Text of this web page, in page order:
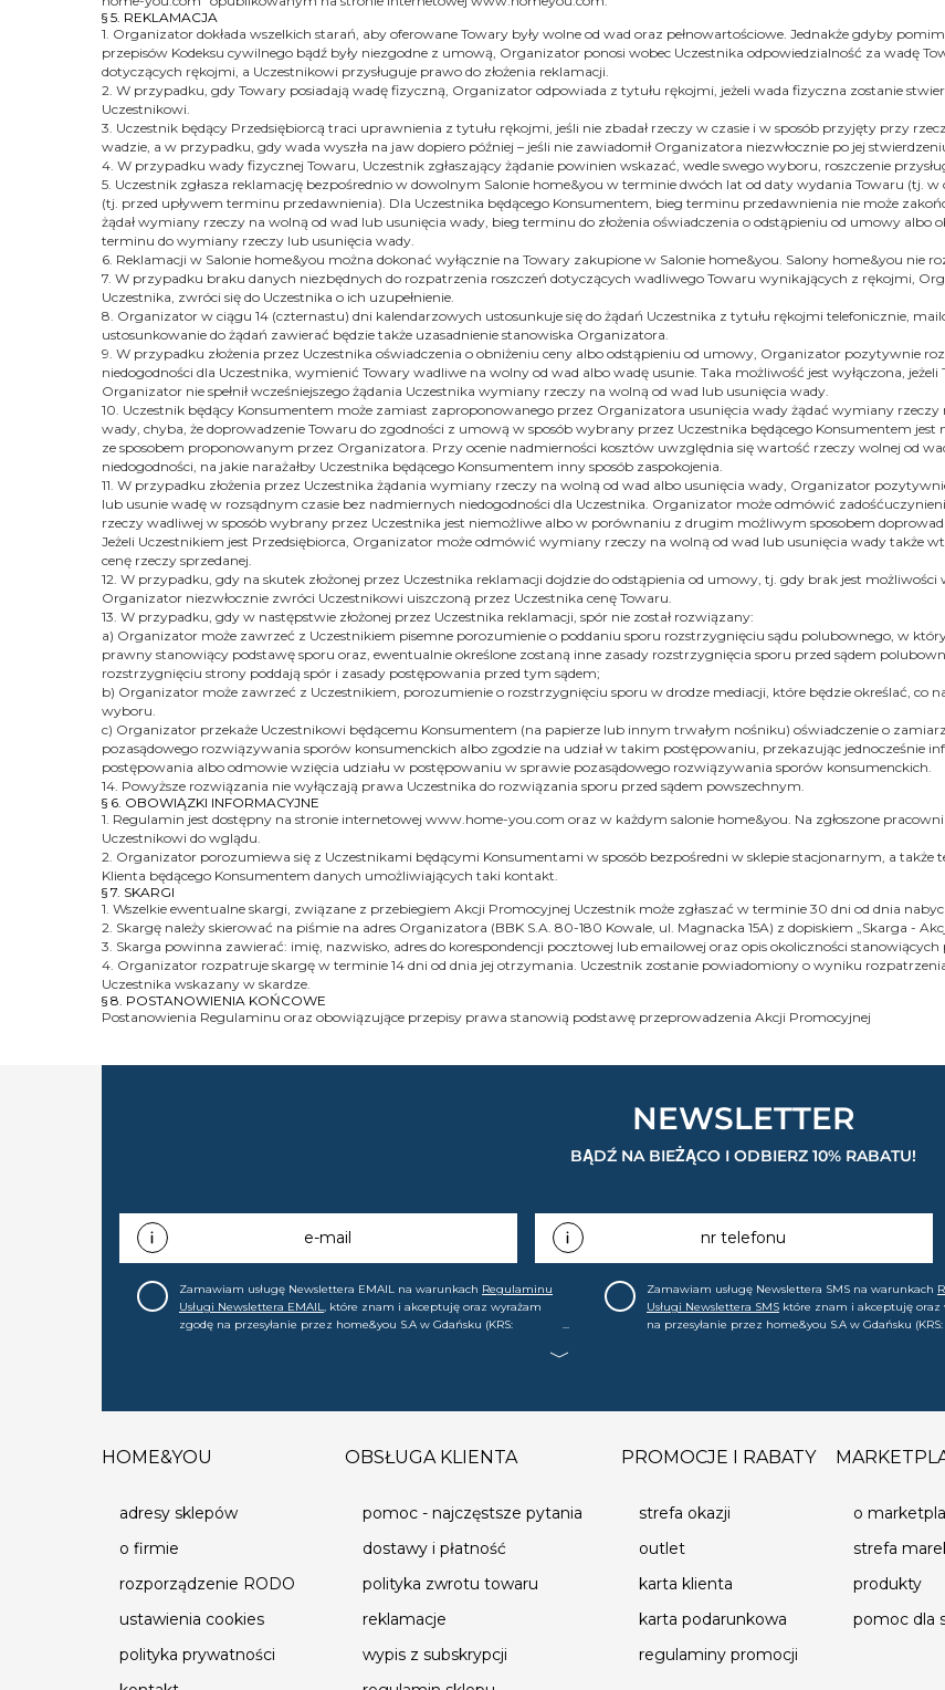
§ 5. REKLAMACJA
1. Organizator dokłada wszelkich starań, aby oferowane Towary były wolne od wad oraz pełnowartościowe. Jednakże gdyby
przepisów Kodeksu cywilnego bądź były niezgodne z umową, Organizator ponosi wobec Uczestnika odpowiedzialność za wadę
dotyczących rękojmi, a Uczestnikowi przysługuje prawo do złożenia reklamacji.
2. W przypadku, gdy Towary posiadają wadę fizyczną, Organizator odpowiada z tytułu rękojmi, jeżeli wada fizyczna zostanie
Uczestnikowi.
3. Uczestnik będący Przedsiębiorcą traci uprawnienia z tytułu rękojmi, jeśli nie zbadał rzeczy w czasie i w sposób przyjęty przy
wadzie, a w przypadku, gdy wada wyszła na jaw dopiero później – jeśli nie zawiadomił Organizatora niezwłocznie po jej
4. W przypadku wady fizycznej Towaru, Uczestnik zgłaszający żądanie powinien wskazać, wedle swego wyboru, roszczenie
5. Uczestnik zgłasza reklamację bezpośrednio w dowolnym Salonie home&you w terminie dwóch lat od daty wydania Towaru (tj.
(tj. przed upływem terminu przedawnienia). Dla Uczestnika będącego Konsumentem, bieg terminu przedawnienia nie może
żądał wymiany rzeczy na wolną od wad lub usunięcia wady, bieg terminu do złożenia oświadczenia o odstąpieniu od umowy albo
terminu do wymiany rzeczy lub usunięcia wady.
6. Reklamacji w Salonie home&you można dokonać wyłącznie na Towary zakupione w Salonie home&you. Salony home&you nie
7. W przypadku braku danych niezbędnych do rozpatrzenia roszczeń dotyczących wadliwego Towaru wynikających z rękojmi,
Uczestnika, zwróci się do Uczestnika o ich uzupełnienie.
8. Organizator w ciągu 14 (czternastu) dni kalendarzowych ustosunkuje się do żądań Uczestnika z tytułu rękojmi telefonicznie,
ustosunkowanie do żądań zawierać będzie także uzasadnienie stanowiska Organizatora.
9. W przypadku złożenia przez Uczestnika oświadczenia o obniżeniu ceny albo odstąpieniu od umowy, Organizator pozytywnie
niedogodności dla Uczestnika, wymienić Towary wadliwe na wolny od wad albo wadę usunie. Taka możliwość jest wyłączona,
Organizator nie spełnił wcześniejszego żądania Uczestnika wymiany rzeczy na wolną od wad lub usunięcia wady.
10. Uczestnik będący Konsumentem może zamiast zaproponowanego przez Organizatora usunięcia wady żądać wymiany
wady, chyba, że doprowadzenie Towaru do zgodności z umową w sposób wybrany przez Uczestnika będącego Konsumentem
ze sposobem proponowanym przez Organizatora. Przy ocenie nadmierności kosztów uwzględnia się wartość rzeczy wolnej od
niedogodności, na jakie narażałby Uczestnika będącego Konsumentem inny sposób zaspokojenia.
11. W przypadku złożenia przez Uczestnika żądania wymiany rzeczy na wolną od wad albo usunięcia wady, Organizator
lub usunie wadę w rozsądnym czasie bez nadmiernych niedogodności dla Uczestnika. Organizator może odmówić
rzeczy wadliwej w sposób wybrany przez Uczestnika jest niemożliwe albo w porównaniu z drugim możliwym sposobem
Jeżeli Uczestnikiem jest Przedsiębiorca, Organizator może odmówić wymiany rzeczy na wolną od wad lub usunięcia wady także
cenę rzeczy sprzedanej.
12. W przypadku, gdy na skutek złożonej przez Uczestnika reklamacji dojdzie do odstąpienia od umowy, tj. gdy brak jest
Organizator niezwłocznie zwróci Uczestnikowi uiszczoną przez Uczestnika cenę Towaru.
13. W przypadku, gdy w następstwie złożonej przez Uczestnika reklamacji, spór nie został rozwiązany:
a) Organizator może zawrzeć z Uczestnikiem pisemne porozumienie o poddaniu sporu rozstrzygnięciu sądu polubownego, w
prawny stanowiący podstawę sporu oraz, ewentualnie określone zostaną inne zasady rozstrzygnięcia sporu przed sądem
rozstrzygnięciu strony poddają spór i zasady postępowania przed tym sądem;
b) Organizator może zawrzeć z Uczestnikiem, porozumienie o rozstrzygnięciu sporu w drodze mediacji, które będzie określać, co
wyboru.
c) Organizator przekaże Uczestnikowi będącemu Konsumentem (na papierze lub innym trwałym nośniku) oświadczenie o
pozasądowego rozwiązywania sporów konsumenckich albo zgodzie na udział w takim postępowaniu, przekazując jednocześnie
postępowania albo odmowie wzięcia udziału w postępowaniu w sprawie pozasądowego rozwiązywania sporów konsumenckich.
14. Powyższe rozwiązania nie wyłączają prawa Uczestnika do rozwiązania sporu przed sądem powszechnym.
§ 6. OBOWIĄZKI INFORMACYJNE
1. Regulamin jest dostępny na stronie internetowej www.home-you.com oraz w każdym salonie home&you. Na zgłoszone
Uczestnikowi do wglądu.
2. Organizator porozumiewa się z Uczestnikami będącymi Konsumentami w sposób bezpośredni w sklepie stacjonarnym, a
Klienta będącego Konsumentem danych umożliwiających taki kontakt.
§ 7. SKARGI
1. Wszelkie ewentualne skargi, związane z przebiegiem Akcji Promocyjnej Uczestnik może zgłaszać w terminie 30 dni od dnia
2. Skargę należy skierować na piśmie na adres Organizatora (BBK S.A. 80-180 Kowale, ul. Magnacka 15A) z dopiskiem „Skarga -
3. Skarga powinna zawierać: imię, nazwisko, adres do korespondencji pocztowej lub emailowej oraz opis okoliczności stanowiących
4. Organizator rozpatruje skargę w terminie 14 dni od dnia jej otrzymania. Uczestnik zostanie powiadomiony o wyniku
Uczestnika wskazany w skardze.
§ 8. POSTANOWIENIA KOŃCOWE
Postanowienia Regulaminu oraz obowiązujące przepisy prawa stanowią podstawę przeprowadzenia Akcji Promocyjnej
NEWSLETTER
BĄDŹ NA BIEŻĄCO I ODBIERZ 10% RABATU!
e-mail
Zamawiam usługę Newslettera EMAIL na warunkach Regulaminu
Usługi Newslettera EMAIL, które znam i akceptuję oraz wyrażam
zgodę na przesyłanie przez home&you S.A w Gdańsku (KRS:
nowościach, ofertach, promocjach, wyprzedażach). Wiem, że mogę tę
nr telefonu
Zamawiam usługę Newslettera SMS na warunkach
Usługi Newslettera SMS które znam i akceptuję oraz
na przesyłanie przez home&you S.A w Gdańsku (KRS:
promocjach, wyprzedażach). Wiem, że mogę tę
HOME&YOU
adresy sklepów
o firmie
rozporządzenie RODO
ustawienia cookies
polityka prywatności
OBSŁUGA KLIENTA
pomoc - najczęstsze pytania
dostawy i płatność
polityka zwrotu towaru
reklamacje
wypis z subskrypcji
PROMOCJE I RABATY
strefa okazji
outlet
karta klienta
karta podarunkowa
regulaminy promocji
o
strefa
produkty
pomoc dla